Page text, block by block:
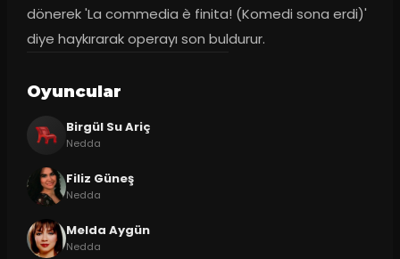
dönerek 'La commedia è finita! (Komedi sona erdi)'
diye haykırarak operayı son buldurur.
Oyuncular
Birgül Su Ariç
Nedda
Filiz Güneş
Nedda
Melda Aygün
Nedda